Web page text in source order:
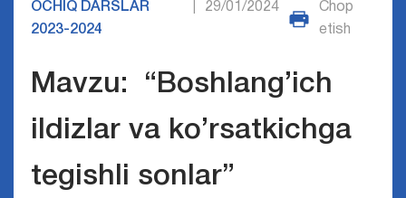
OCHIQ DARSLAR
2023-2024
29/01/2024
Chop
etish
Mavzu: “Boshlang’ich
ildizlar va ko’rsatkichga
tegishli sonlar”